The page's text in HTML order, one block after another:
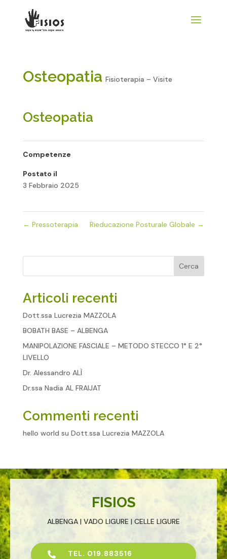
Osteopatia Fisioterapia – Visite
Osteopatia
Competenze
Postato il
3 Febbraio 2025
← Pressoterapia Rieducazione Posturale Globale →
Cerca
Articoli recenti
Dott.ssa Lucrezia MAZZOLA
BOBATH BASE – ALBENGA
MANIPOLAZIONE FASCIALE – METODO STECCO 1° E 2°
LIVELLO
Dr. Alessandro ALÌ
Dr.ssa Nadia AL FRAIJAT
Commenti recenti
hello world su Dott.ssa Lucrezia MAZZOLA
FISIOS
ALBENGA | VADO LIGURE | CELLE LIGURE
 TEL. 019.883516